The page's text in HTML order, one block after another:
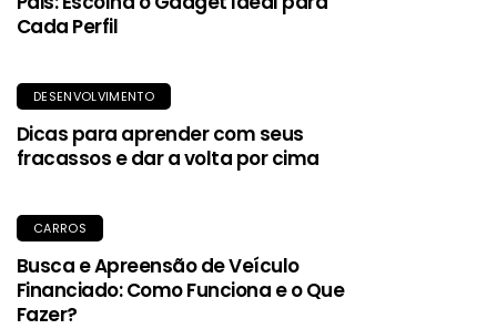
Cada Perfil
DESENVOLVIMENTO
Dicas para aprender com seus
fracassos e dar a volta por cima
CARROS
Busca e Apreensão de Veículo
Financiado: Como Funciona e o Que
Fazer?